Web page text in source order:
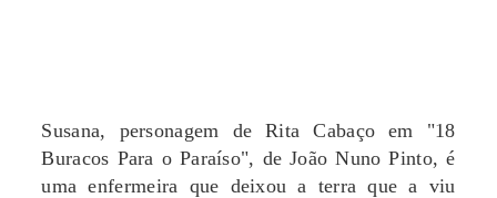
Susana, personagem de Rita Cabaço em "18
Buracos Para o Paraíso", de João Nuno Pinto, é
uma enfermeira que deixou a terra que a viu